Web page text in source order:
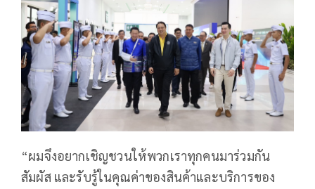
“ผมจึงอยากเชิญชวนให้พวกเราทุกคนมาร่วมกัน
สัมผัส และรับรู้ในคุณค่าของสินค้าและบริการของ